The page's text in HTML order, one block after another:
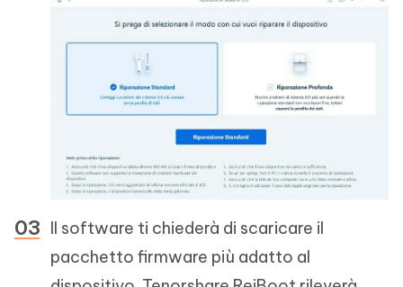
Il software ti chiederà di scaricare il
pacchetto firmware più adatto al